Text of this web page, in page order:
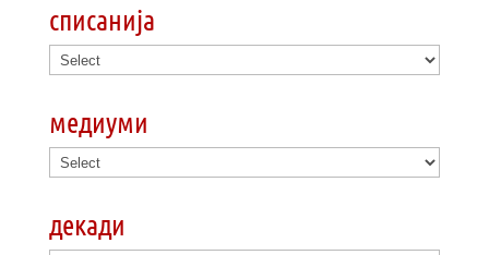
списанија
медиуми
декади